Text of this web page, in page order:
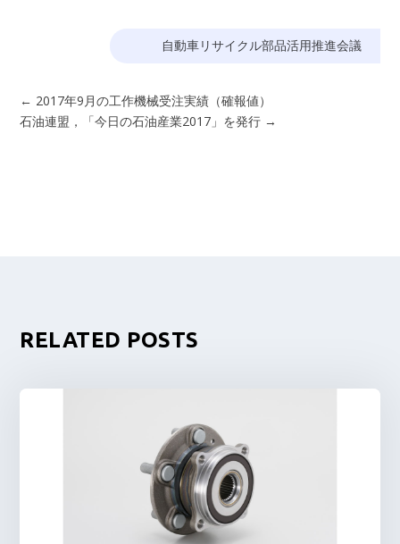
自動車リサイクル部品活用推進会議
← 2017年9月の工作機械受注実績（確報値）
石油連盟，「今日の石油産業2017」を発行 →
RELATED POSTS